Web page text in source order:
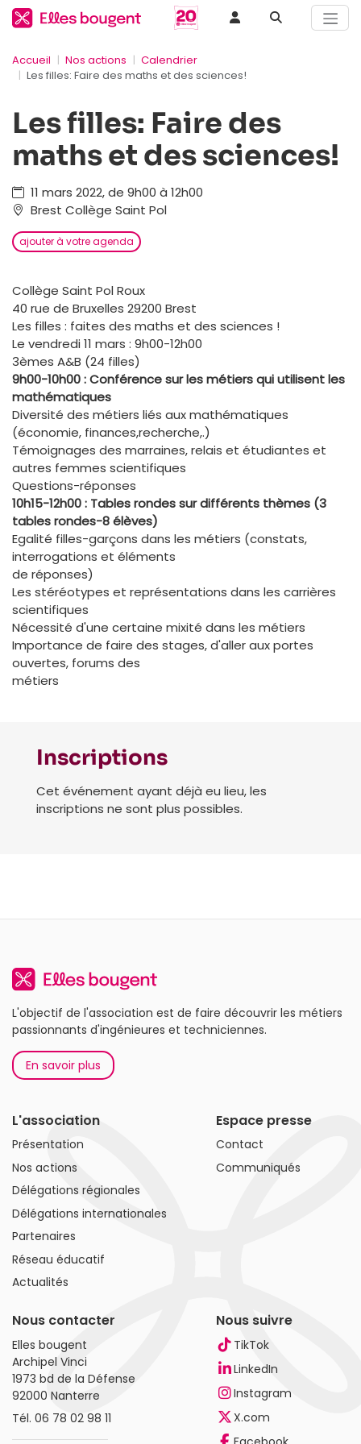
Accueil Nos actions
Calendrier
Les filles: Faire des maths et des sciences!
Les filles: Faire des
maths et des sciences!
11 mars 2022, de 9h00 à 12h00
Brest Collège Saint Pol
ajouter à votre agenda
Collège Saint Pol Roux
40 rue de Bruxelles 29200 Brest
Les filles : faites des maths et des sciences !
Le vendredi 11 mars : 9h00-12h00
3èmes A&B (24 filles)
9h00-10h00 : Conférence sur les métiers qui utilisent les
mathématiques
Diversité des métiers liés aux mathématiques
(économie, finances,recherche,.)
Témoignages des marraines, relais et étudiantes et
autres femmes scientifiques
Questions-réponses
10h15-12h00 : Tables rondes sur différents thèmes (3
tables rondes-8 élèves)
Egalité filles-garçons dans les métiers (constats,
interrogations et éléments
de réponses)
Les stéréotypes et représentations dans les carrières
scientifiques
Nécessité d'une certaine mixité dans les métiers
Importance de faire des stages, d'aller aux portes
ouvertes, forums des
métiers
Inscriptions
Cet événement ayant déjà eu lieu, les
inscriptions ne sont plus possibles.
L'objectif de l'association est de faire découvrir les métiers
passionnants d'ingénieures et techniciennes.
En savoir plus
L'association
Présentation
Nos actions
Délégations régionales
Délégations internationales
Partenaires
Réseau éducatif
Actualités
Espace presse
Contact
Communiqués
Nous contacter
Elles bougent
Archipel Vinci
1973 bd de la Défense
92000 Nanterre
Tél. 06 78 02 98 11
Nous suivre
TikTok
LinkedIn
Instagram
X.com